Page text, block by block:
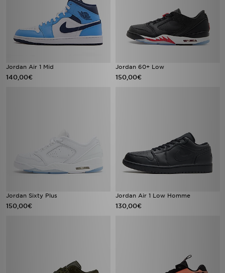
Jordan Air 1 Mid
140,00€
Jordan 60+ Low
150,00€
Jordan Sixty Plus
150,00€
Jordan Air 1 Low Homme
130,00€